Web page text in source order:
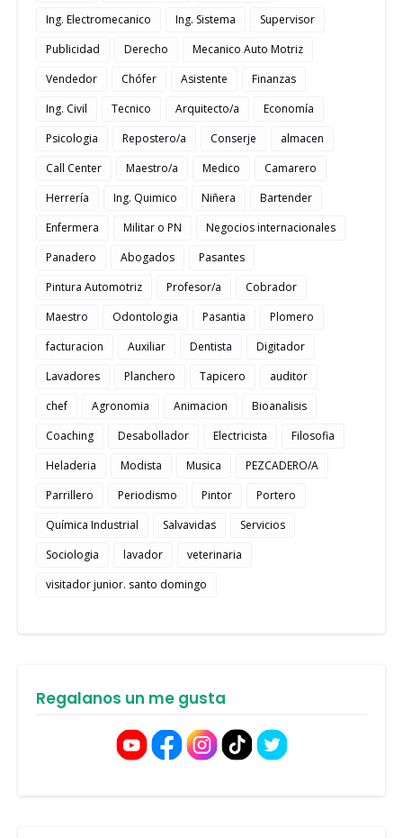
Ing. Electromecanico Ing. Sistema
Supervisor
Publicidad
Derecho
Mecanico Auto Motriz
Vendedor
Chófer Asistente
Finanzas
Ing. Civil
Tecnico Arquitecto/a
Economía
Psicologia
Repostero/a Conserje
almacen
Call Center
Maestro/a Medico
Camarero
Herrería
Ing. Quimico Niñera
Bartender
Enfermera
Militar o PN
Negocios internacionales
Panadero
Abogados
Pasantes
Pintura Automotriz
Profesor/a
Cobrador
Maestro
Odontologia Pasantia
Plomero
facturacion
Auxiliar Dentista
Digitador
Lavadores
Planchero Tapicero
auditor
chef
Agronomia Animacion
Bioanalisis
Coaching
Desabollador Electricista
Filosofia
Heladeria
Modista Musica
PEZCADERO/A
Parrillero
Periodismo Pintor
Portero
Química Industrial
Salvavidas
Servicios
Sociologia
lavador
veterinaria
visitador junior. santo domingo
Regalanos un me gusta